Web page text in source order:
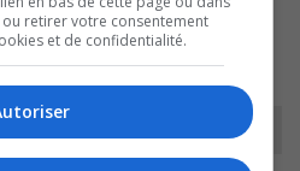
retirer votre consentement
et de confidentialité.